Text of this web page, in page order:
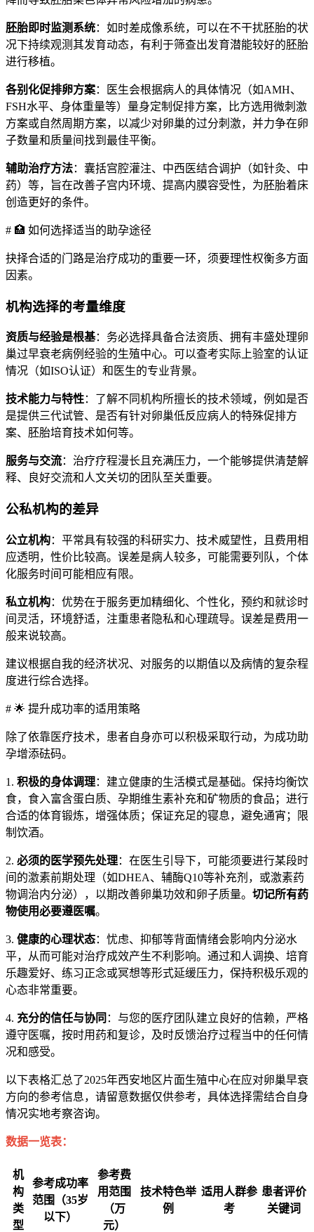
胚胎即时监测系统：如时差成像系统，可以在不干扰胚胎的状
况下持续观测其发育动态，有利于筛查出发育潜能较好的胚胎
进行移植。
各别化促排卵方案：医生会根据病人的具体情况（如AMH、
FSH水平、身体重量等）量身定制促排方案，比方选用微刺激
方案或自然周期方案，以减少对卵巢的过分刺激，并力争在卵
子数量和质量间找到最佳平衡。
辅助治疗方法：囊括宫腔灌注、中西医结合调护（如针灸、中
药）等，旨在改善子宫内环境、提高内膜容受性，为胚胎着床
创造更好的条件。
# 🏥 如何选择适当的助孕途径
抉择合适的门路是治疗成功的重要一环，须要理性权衡多方面
因素。
机构选择的考量维度
资质与经验是根基：务必选择具备合法资质、拥有丰盛处理卵
巢过早衰老病例经验的生殖中心。可以查考实际上验室的认证
情况（如ISO认证）和医生的专业背景。
技术能力与特性：了解不同机构所擅长的技术领域，例如是否
是提供三代试管、是否有针对卵巢低反应病人的特殊促排方
案、胚胎培育技术如何等。
服务与交流：治疗疗程漫长且充满压力，一个能够提供清楚解
释、良好交流和人文关切的团队至关重要。
公私机构的差异
公立机构：平常具有较强的科研实力、技术威望性，且费用相
应透明，性价比较高。误差是病人较多，可能需要列队，个体
化服务时间可能相应有限。
私立机构：优势在于服务更加精细化、个性化，预约和就诊时
间灵活，环境舒适，注重患者隐私和心理疏导。误差是费用一
般来说较高。
建议根据自我的经济状况、对服务的以期值以及病情的复杂程
度进行综合选择。
# 🌟 提升成功率的适用策略
除了依靠医疗技术，患者自身亦可以积极采取行动，为成功助
孕增添砝码。
1. 积极的身体调理：建立健康的生活模式是基础。保持均衡饮
食，食入富含蛋白质、孕期维生素补充和矿物质的食品；进行
合适的体育锻炼，增强体质；保证充足的寝息，避免通宵；限
制饮酒。
2. 必须的医学预先处理：在医生引导下，可能须要进行某段时
间的激素前期处理（如DHEA、辅酶Q10等补充剂，或激素药
物调治内分泌），以期改善卵巢功效和卵子质量。 切记所有药
物使用必要遵医嘱。
3. 健康的心理状态：忧虑、抑郁等背面情绪会影响内分泌水
平，从而可能对治疗成效产生不利影响。通过和人调换、培育
乐趣爱好、练习正念或冥想等形式延缓压力，保持积极乐观的
心态非常重要。
4. 充分的信任与协同 ：与您的医疗团队建立良好的信赖，严格
遵守医嘱，按时用药和复诊，及时反馈治疗过程当中的任何情
况和感受。
以下表格汇总了2025年西安地区片面生殖中心在应对卵巢早衰
方向的参考信息，请留意数据仅供参考，具体选择需结合自身
情况实地考察咨询。
数据一览表：
机
构
类
型
参考成功率
范围（35岁
以下）
参考费
用范围
（万
元）
技术特色举
例
适用人群参
考
患者评价
关键词